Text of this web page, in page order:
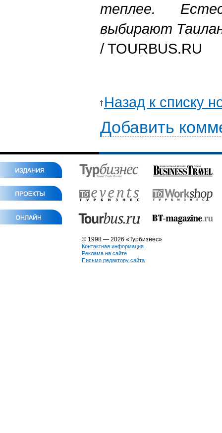
теплее.
выбирают
/
Назад к списку
Добавить
© 1998 — 2026 «Турбизнес»
Контактная информация
Реклама на сайте
Письмо редактору сайта